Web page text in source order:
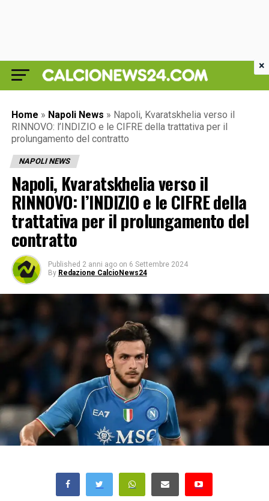
Home » Napoli News » Napoli, Kvaratskhelia verso il
RINNOVO: l’INDIZIO e le CIFRE della trattativa per il
prolungamento del contratto
NAPOLI NEWS
Napoli, Kvaratskhelia verso il
RINNOVO: l’INDIZIO e le CIFRE della
trattativa per il prolungamento del
contratto
Published 2 anni ago on 6 Settembre 2024
By Redazione CalcioNews24
×